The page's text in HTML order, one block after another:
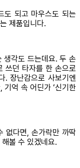
도 되고 마우스도 되는
제품입니다.
생각도 드는데요. 두 손
쓰던 타자를 한 손으로
. 장난감으로 사보기엔
기억 속 어딘가 ‘신기한
없다면, 손가락만 까딱
볼 수 있겠네요.